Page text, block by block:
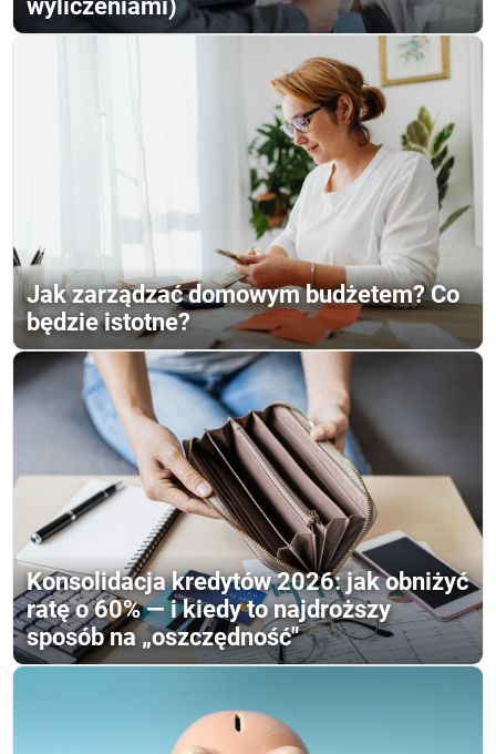
wyliczeniami)
Jak zarządzać domowym budżetem? Co
będzie istotne?
Konsolidacja kredytów 2026: jak obniżyć
ratę o 60% — i kiedy to najdroższy
sposób na „oszczędność"